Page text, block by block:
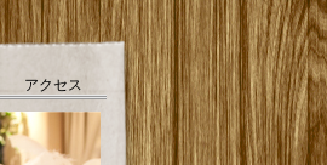
アクセス